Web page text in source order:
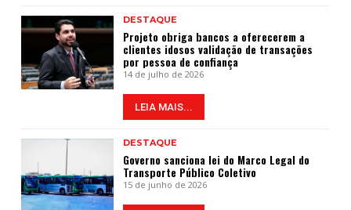
DESTAQUE
Projeto obriga bancos a oferecerem a
clientes idosos validação de transações
por pessoa de confiança
14 de julho de 2026
LEIA MAIS...
DESTAQUE
Governo sanciona lei do Marco Legal do
Transporte Público Coletivo
15 de junho de 2026